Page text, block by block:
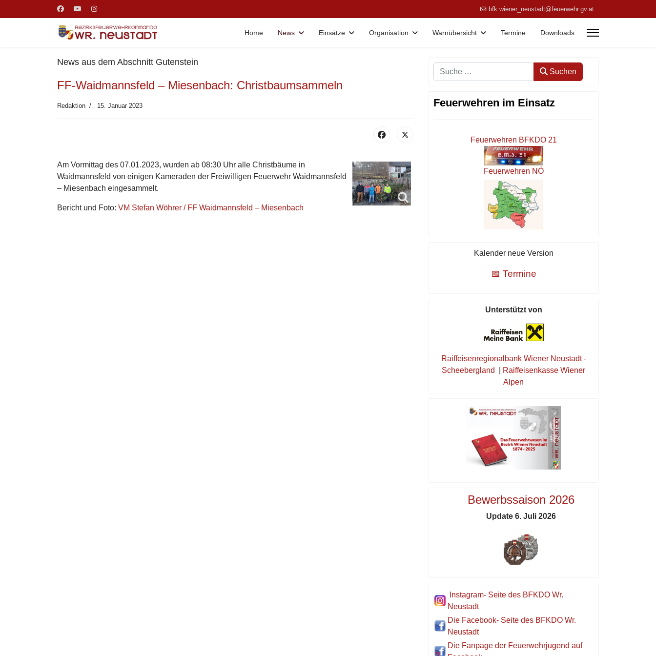
bfk.wiener_neustadt@feuerwehr.gv.at
Home News Einsätze Organisation Warnübersicht Termine Downloads
News aus dem Abschnitt Gutenstein
FF-Waidmannsfeld – Miesenbach: Christbaumsammeln
Redaktion 15. Januar 2023
Am Vormittag des 07.01.2023, wurden ab 08:30 Uhr alle Christbäume in
Waidmannsfeld von einigen Kameraden der Freiwilligen Feuerwehr Waidmannsfeld
– Miesenbach eingesammelt.
Bericht und Foto: VM Stefan Wöhrer / FF Waidmannsfeld – Miesenbach
Suchen Suchen
Feuerwehren im Einsatz
Feuerwehren BFKDO 21
Feuerwehren NÖ
Kalender neue Version
📅 Termine
Unterstützt von
Raiffeisenregionalbank Wiener Neustadt -
Scheebergland
Raiffeisenkasse Wiener
Alpen
Bewerbssaison 2026
Update 6. Juli 2026
Instagram- Seite des BFKDO Wr.
Neustadt
Die Facebook- Seite des BFKDO Wr.
Neustadt
Die Fanpage der Feuerwehrjugend auf